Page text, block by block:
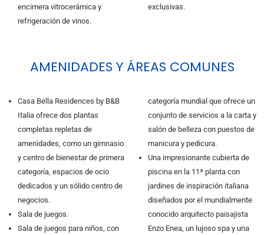
encimera vitrocerámica y
refrigeración de vinos.
exclusivas.
AMENIDADES Y ÁREAS COMUNES
Casa Bella Residences by B&B
Italia ofrece dos plantas
completas repletas de
amenidades, como un gimnasio
y centro de bienestar de primera
categoría, espacios de ocio
dedicados y un sólido centro de
negocios.
Sala de juegos.
Sala de juegos para niños, con
categoría mundial que ofrece un
conjunto de servicios a la carta y
salón de belleza con puestos de
manicura y pedicura.
Una impresionante cubierta de
piscina en la 11ª planta con
jardines de inspiración italiana
diseñados por el mundialmente
conocido arquitecto paisajista
Enzo Enea, un lujoso spa y una